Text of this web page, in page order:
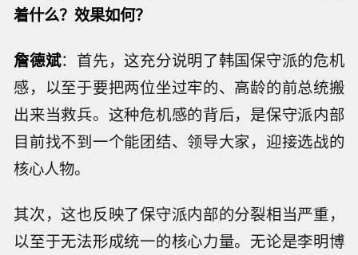
着什么？效果如何？
詹德斌：首先，这充分说明了韩国保守派的危机
感，以至于要把两位坐过牢的、高龄的前总统搬
出来当救兵。这种危机感的背后，是保守派内部
目前找不到一个能团结、领导大家，迎接选战的
核心人物。
其次，这也反映了保守派内部的分裂相当严重，
以至于无法形成统一的核心力量。无论是李明博